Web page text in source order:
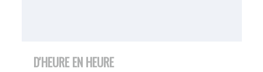
D'HEURE EN HEURE